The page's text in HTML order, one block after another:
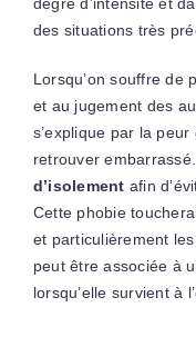
des situations très
Lorsqu’on souffre de
et au jugement des
s’explique par la
retrouver
d’isolement afin
Cette phobie
et particulièrement
peut être associée à
lorsqu’elle survient à